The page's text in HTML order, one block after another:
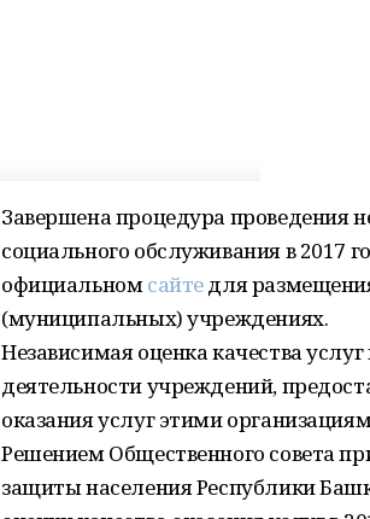
Завершена процедура проведения
социального обслуживания в 2017
официальномсайтедля
(муниципальных) учреждениях.
Независимая оценка качества
деятельности учреждений,
оказания услуг этими
Решением Общественного совета
защиты населения Республики